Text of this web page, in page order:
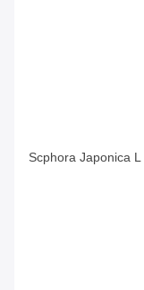
Scphora Japonica